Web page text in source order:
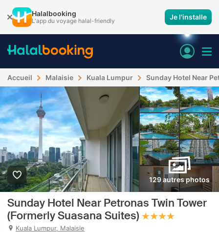
Halalbooking
L'app du voyage halal-friendly Je l'installe
Accueil Malaisie Kuala Lumpur Sunday Hotel Near
129 autres photos
Sunday Hotel Near Petronas Twin Tower
(Formerly Suasana Suites)
Kuala Lumpur, Malaisie